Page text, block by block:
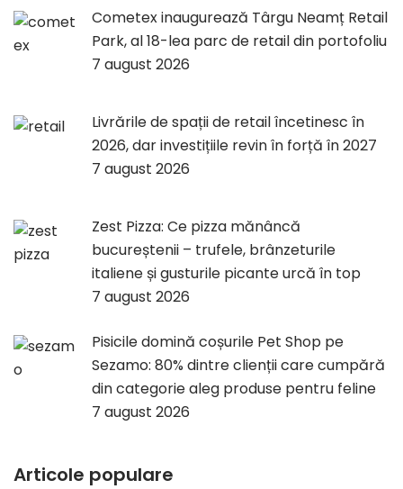
Cometex inaugurează Târgu Neamț Retail
Park, al 18-lea parc de retail din portofoliu
7 august 2026
Livrările de spații de retail încetinesc în
2026, dar investițiile revin în forță în 2027
7 august 2026
Zest Pizza: Ce pizza mănâncă
bucureștenii – trufele, brânzeturile
italiene și gusturile picante urcă în top
7 august 2026
Pisicile domină coșurile Pet Shop pe
Sezamo: 80% dintre clienții care cumpără
din categorie aleg produse pentru feline
7 august 2026
Articole populare